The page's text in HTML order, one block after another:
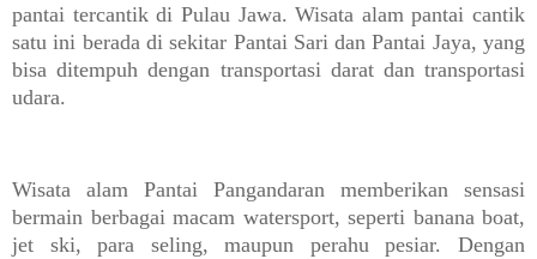
pantai tercantik di Pulau Jawa. Wisata alam pantai cantik
satu ini berada di sekitar Pantai Sari dan Pantai Jaya, yang
bisa ditempuh dengan transportasi darat dan transportasi
udara.
Wisata alam Pantai Pangandaran memberikan sensasi
bermain berbagai macam watersport, seperti banana boat,
jet ski, para seling, maupun perahu pesiar. Dengan